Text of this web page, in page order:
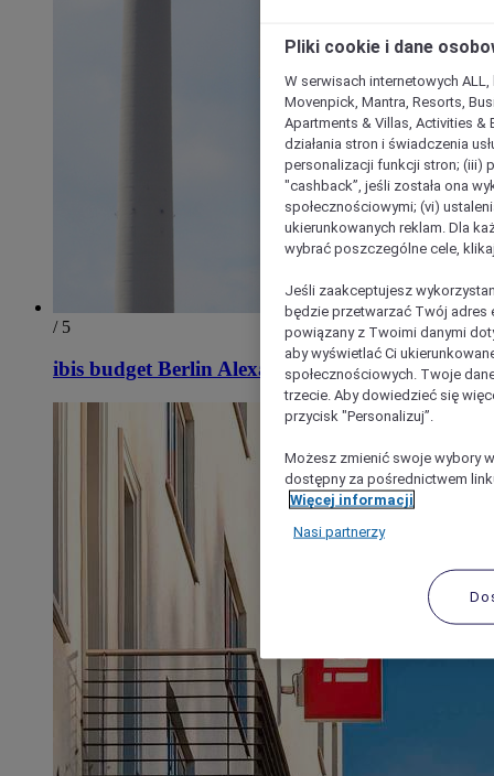
/ 5
ibis budget Berlin Alexanderplatz
Pliki cookie i dane
W serwisach internetowych
Movenpick, Mantra, Resorts,
Apartments & Villas, Activities &
działania stron i świadczenia
personalizacji funkcji stron; (iii)
"cashback”, jeśli została ona
społecznościowymi; (vi)
ukierunkowanych reklam. Dla
wybrać poszczególne cele,
Jeśli zaakceptujesz
będzie przetwarzać Twój adres
powiązany z Twoimi danymi
aby wyświetlać Ci
społecznościowych. Twoje
trzecie. Aby dowiedzieć się
przycisk "Personalizuj”.
Możesz zmienić swoje wybory
dostępny za pośrednictwem
Więcej informacji
Nasi partnerzy